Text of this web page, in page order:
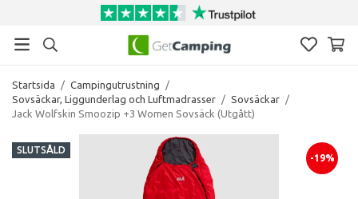
Startsida / Campingutrustning
/
Sovsäckar, Liggunderlag och Luftmadrasser / Sovsäckar /
Jack Wolfskin Smoozip +3 Women Sovsäck (Utgått)
SLUTSÅLD
-19%